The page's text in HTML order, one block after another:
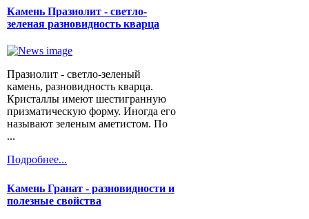
Камень Празиолит - светло-
зеленая разновидность кварца
Празиолит - светло-зеленый
камень, разновидность кварца.
Кристаллы имеют шестигранную
призматическую форму. Иногда его
называют зеленым аметистом. По
...
Подробнее...
Камень Гранат - разновидности и
полезные свойства